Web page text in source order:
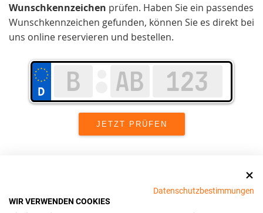
Wunschkennzeichen prüfen. Haben Sie ein passendes
Wunschkennzeichen gefunden, können Sie es direkt bei
uns online reservieren und bestellen.
und Benutzerfreundlichkeit ein.
Unser Ziel ist es, den
Datenschutzbestimmungen
WIR VERWENDEN COOKIES